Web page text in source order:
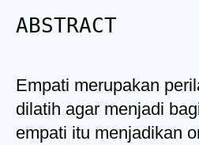
ABSTRACT
Empati merupakan
dilatih agar menjadi
empati itu menjadikan